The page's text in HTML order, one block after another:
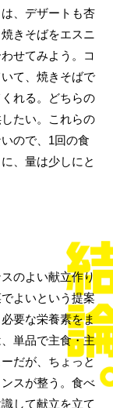
、デザートも杏
きそばをエスニ
せてみよう。コ
て、焼きそばで
れる。どちらの
たい。これらの
ので、1回の食
、量は少しにと
のよい献立作り
よいという提案
要な栄養素をま
単品で主食・主
だが、ちょっと
スが整う。食べ
して献立を立て